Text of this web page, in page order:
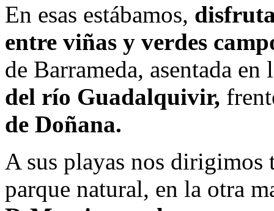
En esas estábamos,
entre viñas y verdes
de Barrameda, asentada
del río Guadalquivir,
de Doñana.
A sus playas nos dirigimos
parque natural, en la otra